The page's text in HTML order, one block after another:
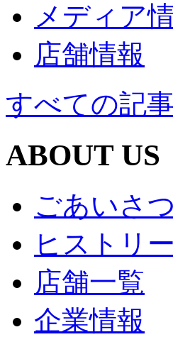
メディア
店舗情報
すべての記
ABOUT US
ごあいさつ
ヒストリー
店舗一覧
企業情報